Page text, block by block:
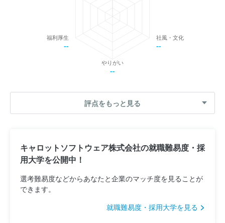
社風・文化
--
やりがい
--
福利厚生
--
評点をもっと見る
キャロットソフトウェア株式会社の就職難易度・採
用大学を公開中！
選考難易度などからあなたと企業のマッチ度を見ることが
できます。
就職難易度・採用大学を見る